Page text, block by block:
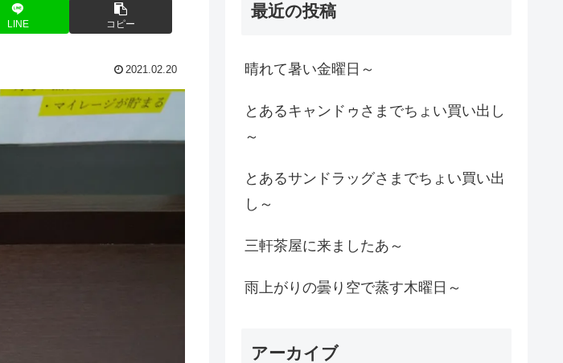
LINE コピー
2021.02.20
最近の投稿
晴れて暑い金曜日～
とあるキャンドゥさまでちょい買い出し
～
とあるサンドラッグさまでちょい買い出
し～
三軒茶屋に来ましたあ～
雨上がりの曇り空で蒸す木曜日～
アーカイブ